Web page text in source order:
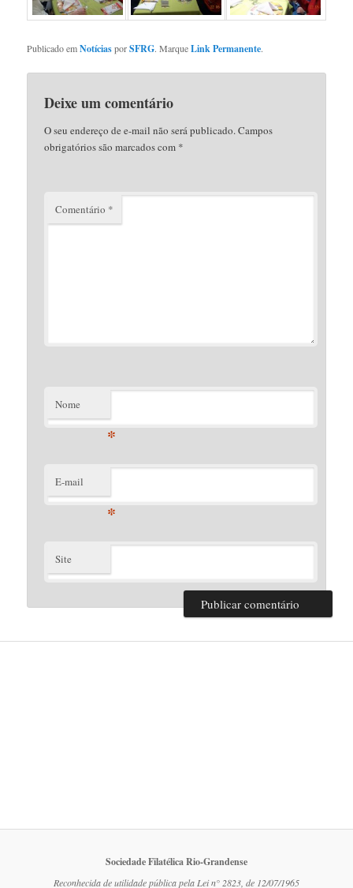
Publicado emNotíciasporSFRG. MarqueLink Permanente.
Deixe um comentário
O seu endereço de e-mail não será publicado.Campos
obrigatórios são marcados com *
Comentário *
Nome
*
E-mail
*
Site
Sociedade Filatélica Rio-Grandense
Reconhecida de utilidade pública pela Lei n° 2823, de 12/07/1965